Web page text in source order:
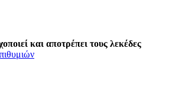
και αποτρέπει τους λεκέδες